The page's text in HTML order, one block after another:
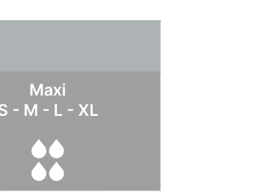
Maxi
- M - L - XL